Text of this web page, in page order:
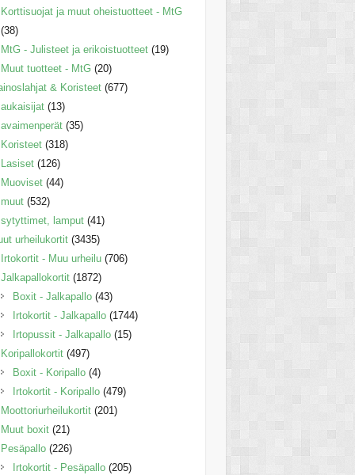
Korttisuojat ja muut oheistuotteet - MtG
(38)
MtG - Julisteet ja erikoistuotteet (19)
Muut tuotteet - MtG (20)
& Koristeet (677)
aukaisijat (13)
avaimenperät (35)
Koristeet (318)
Lasiset (126)
Muoviset (44)
muut (532)
sytyttimet, lamput (41)
urheilukortit (3435)
Irtokortit - Muu urheilu (706)
Jalkapallokortit (1872)
Boxit - Jalkapallo (43)
Irtokortit - Jalkapallo (1744)
Irtopussit - Jalkapallo (15)
Koripallokortit (497)
Boxit - Koripallo (4)
Irtokortit - Koripallo (479)
Moottoriurheilukortit (201)
Muut boxit (21)
Pesäpallo (226)
Irtokortit - Pesäpallo (205)